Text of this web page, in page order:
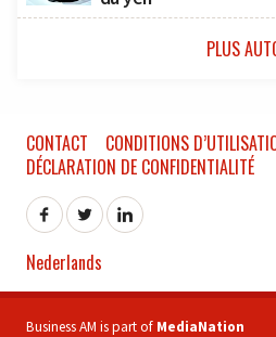
PLUS
CONTACT
CONDITIONS
DÉCLARATION DE CONFIDENTIALITÉ
Nederlands
Business AM is part of MediaNation